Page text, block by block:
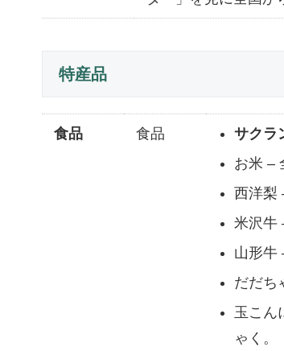
特産品
食品 食品 サクラ
お米 –
西洋梨
米沢牛
山形牛
だだち
玉こん
ゃく。